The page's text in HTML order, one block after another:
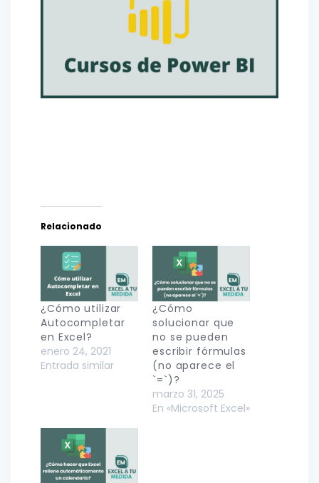
Relacionado
¿Cómo utilizar
Autocompletar
en Excel?
enero 24, 2021
Entrada similar
¿Cómo
solucionar que
no se pueden
escribir fórmulas
(no aparece el
`=`)?
marzo 31, 2025
En «Microsoft Excel»